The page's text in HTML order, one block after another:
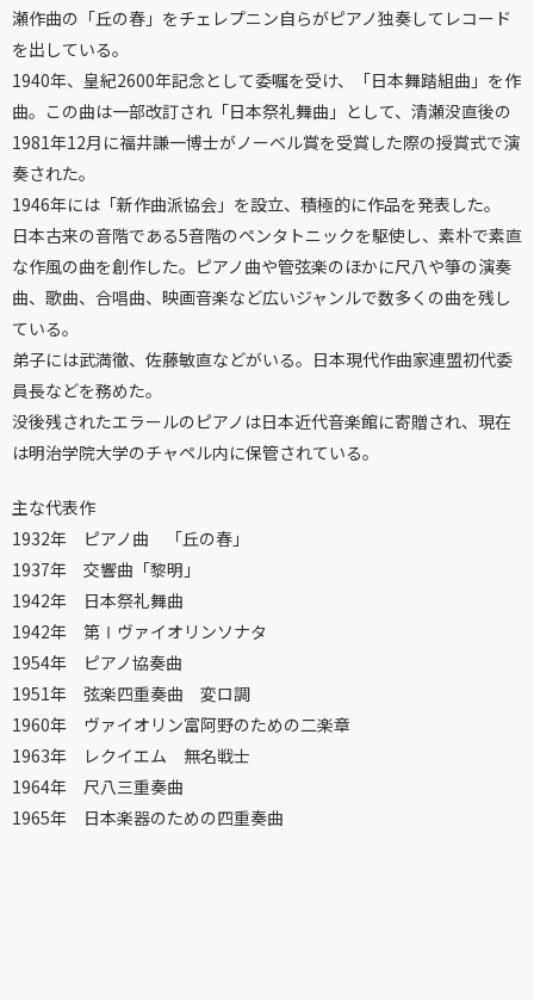
瀬作曲の「丘の春」をチェレプニン自らがピアノ独奏してレコード
を出している。
1940年、皇紀2600年記念として委嘱を受け、「日本舞踏組曲」を作
曲。この曲は一部改訂され「日本祭礼舞曲」として、清瀬没直後の
1981年12月に福井謙一博士がノーベル賞を受賞した際の授賞式で演
奏された。
1946年には「新作曲派協会」を設立、積極的に作品を発表した。
日本古来の音階である5音階のペンタトニックを駆使し、素朴で素直
な作風の曲を創作した。ピアノ曲や管弦楽のほかに尺八や箏の演奏
曲、歌曲、合唱曲、映画音楽など広いジャンルで数多くの曲を残し
ている。
弟子には武満徹、佐藤敏直などがいる。日本現代作曲家連盟初代委
員長などを務めた。
没後残されたエラールのピアノは日本近代音楽館に寄贈され、現在
は明治学院大学のチャペル内に保管されている。
主な代表作
1932年 ピアノ曲 「丘の春」
1937年 交響曲「黎明」
1942年 日本祭礼舞曲
1942年 第Ⅰヴァイオリンソナタ
1954年 ピアノ協奏曲
1951年 弦楽四重奏曲 変ロ調
1960年 ヴァイオリン富阿野のための二楽章
1963年 レクイエム 無名戦士
1964年 尺八三重奏曲
1965年 日本楽器のための四重奏曲